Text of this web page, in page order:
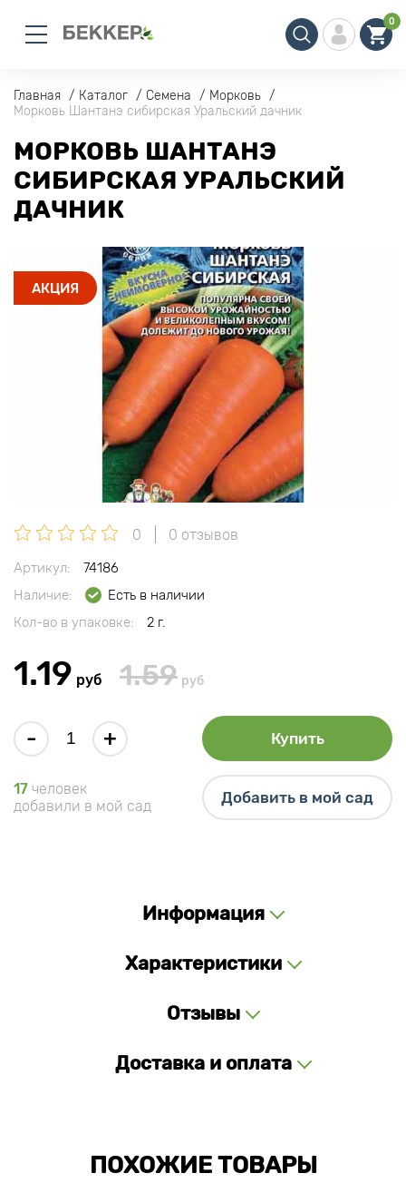
0
Главная Каталог Семена
Морковь
Морковь Шантанэ сибирская Уральский дачник
МОРКОВЬ ШАНТАНЭ
СИБИРСКАЯ УРАЛЬСКИЙ
ДАЧНИК
АКЦИЯ
0 0 отзывов
Артикул:
74186
Наличие:
Есть в наличии
Кол-во в упаковке:
2 г.
1.19 руб 1.59 руб
- + Купить
17 человек
добавили в мой сад
Добавить в мой сад
Информация
Характеристики
Отзывы
Доставка и оплата
ПОХОЖИЕ ТОВАРЫ